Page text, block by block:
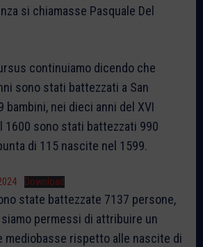
si chiamasse Pasquale Del
continuiamo dicendo che
sono stati battezzati a San
bambini, nei dieci anni del XVI
1600 sono stati battezzati 990
di 115 nascite nel 1599.
Download
state battezzate 7137 persone,
permessi di attribuire un
mediobasse rispetto alle nascite di